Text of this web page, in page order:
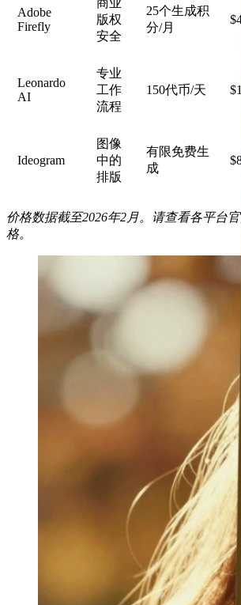
Adobe
Firefly
商业
版权
安全
25个生成积
分/月
Leonardo
AI
专业
工作
流程
150代币/天
Ideogram
图像
中的
排版
有限免费生
成
价格数据截至2026年2月。请查看各平台
格。